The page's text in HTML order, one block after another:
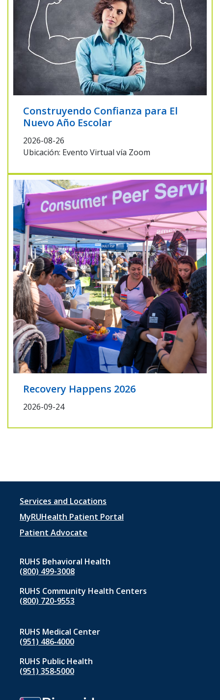
Construyendo Confianza para El
Nuevo Año Escolar
2026-08-26
Ubicación: Evento Virtual vía Zoom
Recovery Happens 2026
2026-09-24
Footer
menu
1
Services and Locations
MyRUHealth Patient Portal
Patient Advocate
RUHS Behavioral Health
(800) 499-3008
RUHS Community Health Centers
(800) 720-9553
RUHS Medical Center
(951) 486‑4000
RUHS Public Health
(951) 358‑5000